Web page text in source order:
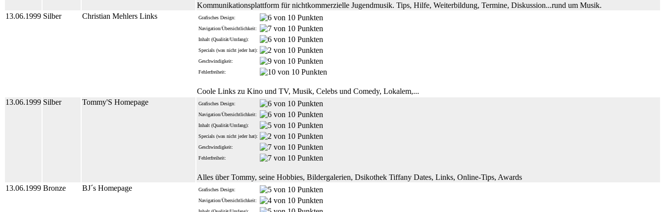
Kommunikationsplattform für nichtkommerzielle Jugendmusik. Tips, Hilfe, Weiterbildung, Termine, Diskussion...rund um Musik.
13.06.1999 Silber Christian Mehlers Links
Grafisches Design:
Navigation/Übersichtlichkeit:
Inhalt (Qualität/Umfang):
Specials (was nicht jeder hat):
Geschwindigkeit:
Fehlerfreiheit:
Coole Links zu Kino und TV, Musik, Celebs und Comedy, Lokalem,...
13.06.1999 Silber Tommy'S Homepage
Grafisches Design:
Navigation/Übersichtlichkeit:
Inhalt (Qualität/Umfang):
Specials (was nicht jeder hat):
Geschwindigkeit:
Fehlerfreiheit:
Alles über Tommy, seine Hobbies, Bildergalerien, Dsikothek Tiffany Dates, Links, Online-Tips, Awards
13.06.1999 Bronze BJ´s Homepage
Grafisches Design:
Navigation/Übersichtlichkeit: